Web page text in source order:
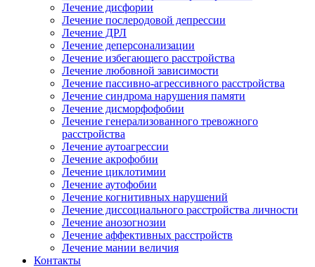
Лечение дисфории
Лечение послеродовой депрессии
Лечение ДРЛ
Лечение деперсонализации
Лечение избегающего расстройства
Лечение любовной зависимости
Лечение пассивно-агрессивного расстройства
Лечение синдрома нарушения памяти
Лечение дисморфофобии
Лечение генерализованного тревожного
расстройства
Лечение аутоагрессии
Лечение акрофобии
Лечение циклотимии
Лечение аутофобии
Лечение когнитивных нарушений
Лечение диссоциального расстройства личности
Лечение анозогнозии
Лечение аффективных расстройств
Лечение мании величия
Контакты